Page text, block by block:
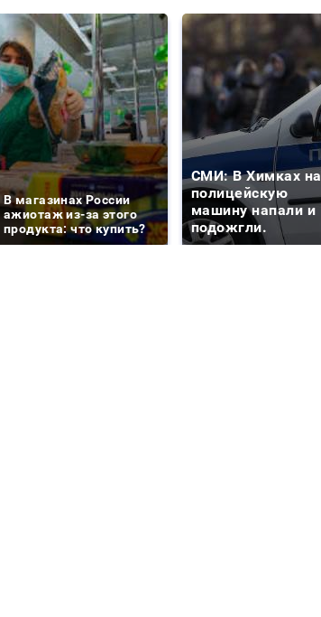
В магазинах России
ажиотаж из-за этого
продукта: что купить?
СМИ: В Химках на
полицейскую
машину напали и
подожгли.